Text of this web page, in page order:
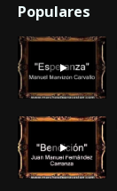
Populares